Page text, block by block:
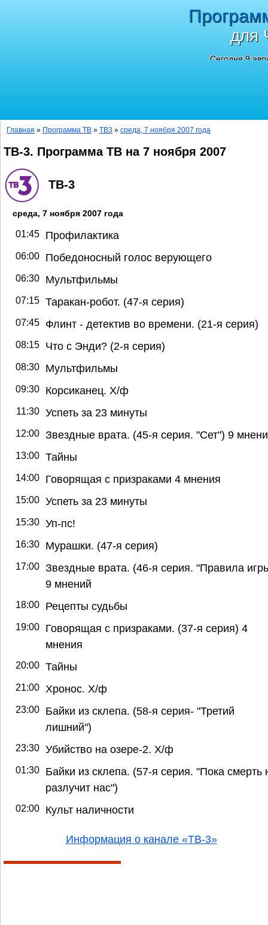
для
Сегодня 9
Главная » Программа ТВ » ТВ3 » среда, 7 ноября 2007 года
ТВ-3. Программа ТВ на 7 ноября 2007
ТВ-3
среда, 7 ноября 2007 года
01:45 Профилактика
06:00 Победоносный голос верующего
06:30 Мультфильмы
07:15 Таракан-робот. (47-я серия)
07:45 Флинт - детектив во времени. (21-я серия)
08:15 Что с Энди? (2-я серия)
08:30 Мультфильмы
09:30 Корсиканец. Х/ф
11:30 Успеть за 23 минуты
12:00 Звездные врата. (45-я серия. "Сет") 9
13:00 Тайны
14:00 Говорящая с призраками 4 мнения
15:00 Успеть за 23 минуты
15:30 Уп-пс!
16:30 Мурашки. (47-я серия)
17:00 Звездные врата. (46-я серия. "Правила
9 мнений
18:00 Рецепты судьбы
19:00
Говорящая с призраками. (37-я серия) 4
мнения
20:00 Тайны
21:00 Хронос. Х/ф
23:00
Байки из склепа. (58-я серия- "Третий
лишний")
23:30 Убийство на озере-2. Х/ф
01:30
Байки из склепа. (57-я серия. "Пока смерть
разлучит нас")
02:00 Культ наличности
Информация о канале «ТВ-3»